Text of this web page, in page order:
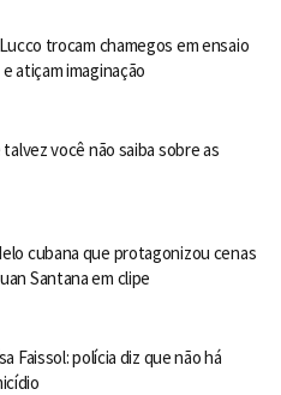
trocam chamegos em ensaio
atiçam imaginação
você não saiba sobre as
cubana que protagonizou cenas
Santana em clipe
Faissol: polícia diz que não há